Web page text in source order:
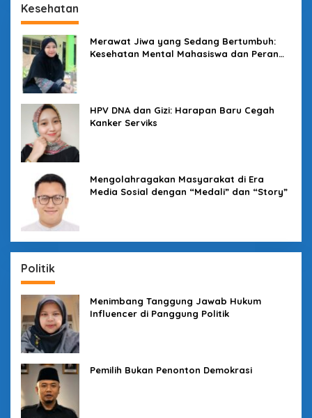
Kesehatan
Merawat Jiwa yang Sedang Bertumbuh:
Kesehatan Mental Mahasiswa dan Peran
HPV DNA dan Gizi: Harapan Baru Cegah
Kanker Serviks
Mengolahragakan Masyarakat di Era
Media Sosial dengan “Medali” dan “Story”
Politik
Menimbang Tanggung Jawab Hukum
Influencer di Panggung Politik
Pemilih Bukan Penonton Demokrasi